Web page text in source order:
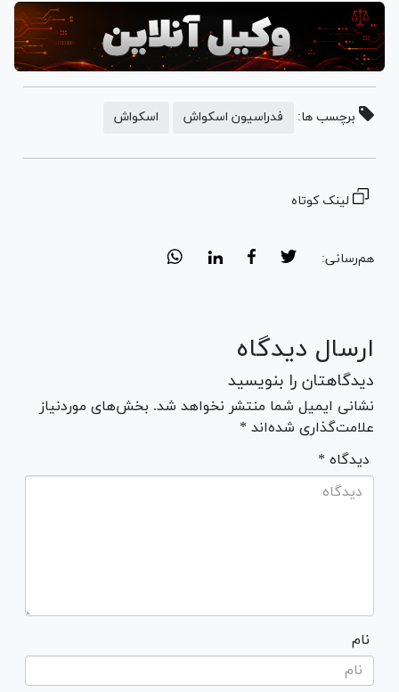
برچسب ها: فدراسیون اسکواش اسکواش
لینک کوتاه
هم‌رسانی:
ارسال دیدگاه
دیدگاهتان را بنویسید
نشانی ایمیل شما منتشر نخواهد شد. بخش‌های موردنیاز
علامت‌گذاری شده‌اند *
* دیدگاه
نام